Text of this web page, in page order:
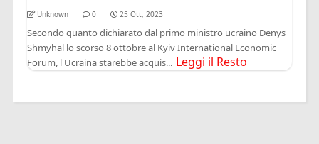
Unknown 0 25 Ott, 2023
Secondo quanto dichiarato dal primo ministro ucraino Denys
Shmyhal lo scorso 8 ottobre al Kyiv International Economic
Forum, l'Ucraina starebbe acquis... Leggi il Resto